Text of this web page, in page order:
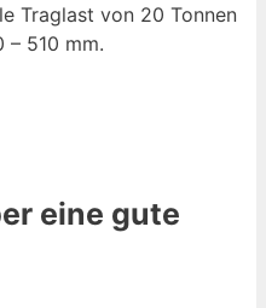
Traglast von 20 Tonnen
– 510 mm.
eine gute